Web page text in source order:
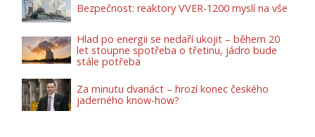
Bezpečnost: reaktory VVER-1200 myslí na vše
Hlad po energii se nedaří ukojit – během 20
let stoupne spotřeba o třetinu, jádro bude
stále potřeba
Za minutu dvanáct – hrozí konec českého
jaderného know-how?